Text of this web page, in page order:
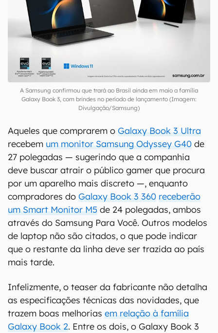
A Samsung confirmou que trará ao Brasil ainda em maio a família
Galaxy Book 3, com brindes no período de lançamento (Imagem:
Divulgação/Samsung)
Aqueles que comprarem o Galaxy Book 3 Ultra
recebem um monitor Samsung Odyssey G40 de
27 polegadas — sugerindo que a companhia
deve buscar atrair o público gamer que procura
por um aparelho mais discreto —, enquanto
compradores do Galaxy Book 3 360 receberão
um Smart Monitor M5 de 24 polegadas, ambos
através do Samsung Para Você. Outros modelos
de laptop não são citados, o que pode indicar
que o restante da linha deve ser trazida ao país
mais tarde.
Infelizmente, o teaser da fabricante não detalha
as especificações técnicas das novidades, que
trazem boas melhorias em relação à família
Galaxy Book 2. Entre os dois, o Galaxy Book 3